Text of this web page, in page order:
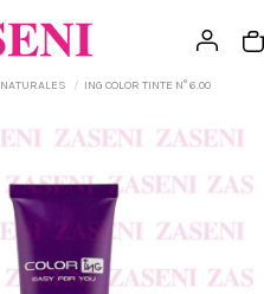
NATURALES
ING COLOR TINTE N° 6.00